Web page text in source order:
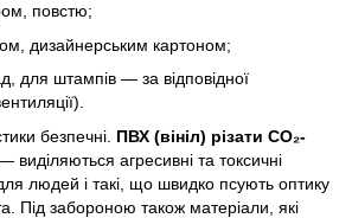
повстю;
дизайнерським картоном;
для штампів — за відповідної
безпечні. ПВХ (вініл) різати CO₂-
виділяються агресивні та токсичні
людей і такі, що швидко псують оптику
Під забороною також матеріали, які